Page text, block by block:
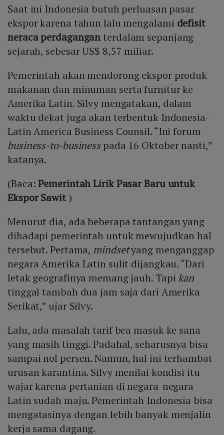
Saat ini Indonesia butuh perluasan pasar
ekspor karena tahun lalu mengalami defisit
neraca perdaganganterdalam sepanjang
sejarah, sebesar US$ 8,57 miliar.
Pemerintah akan mendorong ekspor produk
makanan dan minuman serta furnitur ke
Amerika Latin. Silvy mengatakan, dalam
waktu dekat juga akan terbentuk Indonesia-
Latin America Business Counsil. “Ini forum
business-to-businesspada 16 Oktober nanti,”
katanya.
(Baca:Pemerintah Lirik Pasar Baru untuk
Ekspor Sawit)
Menurut dia, ada beberapa tantangan yang
dihadapi pemerintah untuk mewujudkan hal
tersebut. Pertama, mindsetyang menganggap
negara Amerika Latin sulit dijangkau. “Dari
letak geografinya memang jauh. Tapikan
tinggal tambah dua jam saja dari Amerika
Serikat,” ujar Silvy.
Lalu, ada masalah tarif bea masuk ke sana
yang masih tinggi. Padahal, seharusnya bisa
sampai nol persen. Namun, hal ini terhambat
urusan karantina. Silvy menilai kondisi itu
wajar karena pertanian di negara-negara
Latin sudah maju. Pemerintah Indonesia bisa
mengatasinya dengan lebih banyak menjalin
kerja sama dagang.